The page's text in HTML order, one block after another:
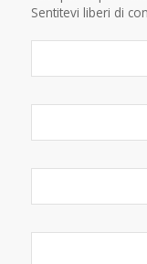
Sentitevi liberi di